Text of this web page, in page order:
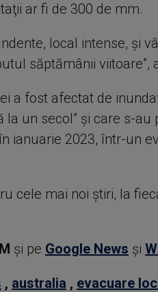
ar fi de 300 de mm.
local intense, şi
săptămânii viitoare”,
a fost afectat de
la un secol” şi care s-
ianuarie 2023, într-un
cele mai noi știri, la
şi pe Google News şi
, australia , evacuare